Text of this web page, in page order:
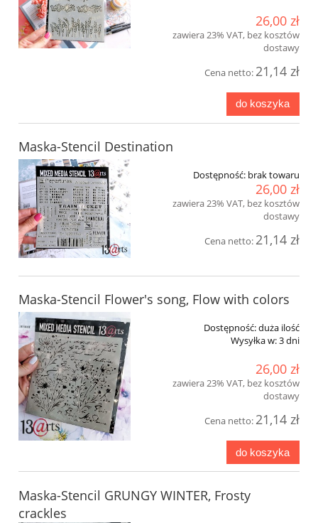
26,00 zł
zawiera 23% VAT, bez kosztów
dostawy
Cena netto: 21,14 zł
do koszyka
Maska-Stencil Destination
Dostępność: brak towaru
26,00 zł
zawiera 23% VAT, bez kosztów
dostawy
Cena netto: 21,14 zł
Maska-Stencil Flower's song, Flow with colors
Dostępność:duża ilość
Wysyłka w:3 dni
26,00 zł
zawiera 23% VAT, bez kosztów
dostawy
Cena netto: 21,14 zł
do koszyka
Maska-Stencil GRUNGY WINTER, Frosty
crackles